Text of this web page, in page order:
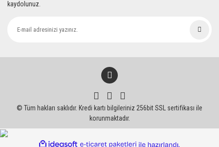
kaydolunuz.
© Tüm hakları saklıdır. Kredi kartı bilgileriniz 256bit SSL sertifikası ile
korunmaktadır.
ideasoft e-